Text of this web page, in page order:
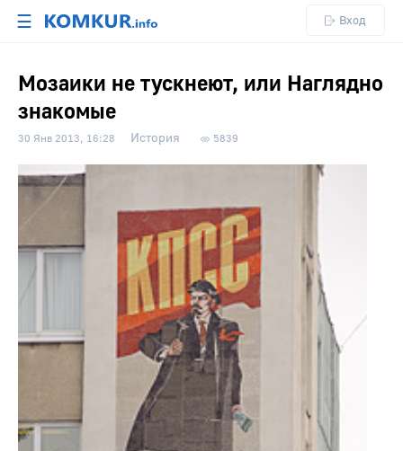
☰ Вход
Мозаики не тускнеют, или Наглядно
знакомые
30 Янв 2013, 16:28 История 5839